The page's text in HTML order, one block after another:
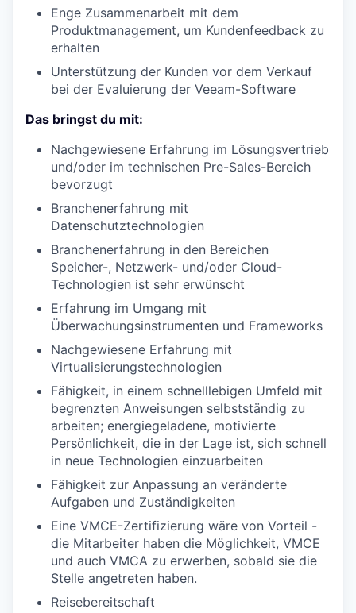
WHY INSIGHT?
PORTFOLIO
Enge Zusammenarbeit mit dem
Produktmanagement, um Kundenfeedback zu
erhalten
Unterstützung der Kunden vor dem Verkauf
bei der Evaluierung der Veeam-Software
Das bringst du mit:
Nachgewiesene Erfahrung im Lösungsvertrieb
und/oder im technischen Pre-Sales-Bereich
bevorzugt
Branchenerfahrung mit
Datenschutztechnologien
Branchenerfahrung in den Bereichen
Speicher-, Netzwerk- und/oder Cloud-
Technologien ist sehr erwünscht
Erfahrung im Umgang mit
Überwachungsinstrumenten und Frameworks
Nachgewiesene Erfahrung mit
Virtualisierungstechnologien
Fähigkeit, in einem schnelllebigen Umfeld mit
begrenzten Anweisungen selbstständig zu
arbeiten; energiegeladene, motivierte
Persönlichkeit, die in der Lage ist, sich schnell
in neue Technologien einzuarbeiten
Fähigkeit zur Anpassung an veränderte
Aufgaben und Zuständigkeiten
Eine VMCE-Zertifizierung wäre von Vorteil -
die Mitarbeiter haben die Möglichkeit, VMCE
und auch VMCA zu erwerben, sobald sie die
Stelle angetreten haben.
Reisebereitschaft